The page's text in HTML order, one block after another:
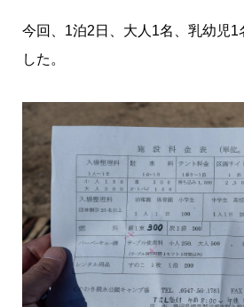
今回、1泊2日、大人1名、乳幼児
した。